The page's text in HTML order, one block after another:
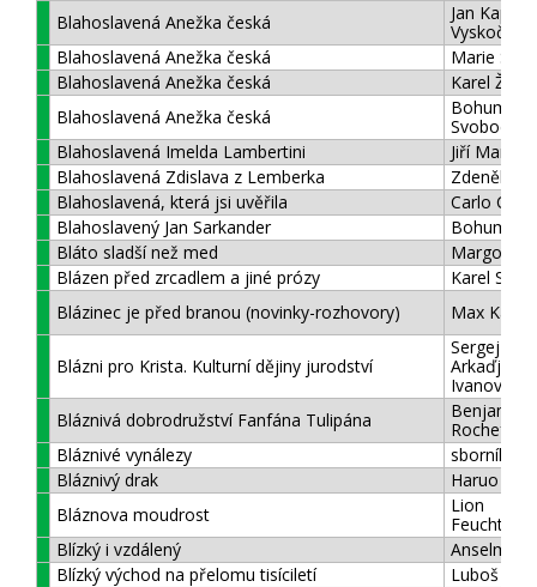
Blahoslavená Anežka česká
Jan
Vyskočil
Blahoslavená Anežka česká
Marie
Blahoslavená Anežka česká
Karel Žák
Blahoslavená Anežka česká
Bohumil
Svoboda
Blahoslavená Imelda Lambertini
Jiří Maria
Blahoslavená Zdislava z Lemberka
Zdeněk
Blahoslavená, která jsi uvěřila
Carlo
Blahoslavený Jan Sarkander
Bohumil
Bláto sladší než med
Margo
Blázen před zrcadlem a jiné prózy
Karel
Blázinec je před branou (novinky-rozhovory)
Max
Blázni pro Krista. Kulturní dějiny jurodství
Sergej
Arkaďjevič
Ivanov
Bláznivá dobrodružství Fanfána Tulipána
Benjamin
Rochefort
Bláznivé vynálezy
sborník
Bláznivý drak
Haruo
Bláznova moudrost
Lion
Blízký i vzdálený
Anselm
Blízký východ na přelomu tisíciletí
Luboš